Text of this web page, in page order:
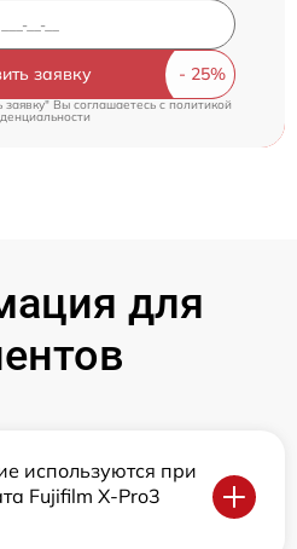
заявку
Вы соглашаетесь c политикой
для
используются при
Fujifilm X-Pro3